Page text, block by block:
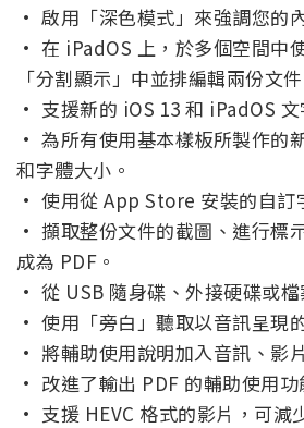
• 啟用「深色模式」來強調您的
• 在 iPadOS 上，於多個空間中
「分割顯示」中並排編輯兩份文件
• 支援新的 iOS 13 和 iPadOS 文
• 為所有使用基本樣板所製作的
和字體大小。
• 使用從 App Store 安裝的自訂
• 擷取整份文件的截圖、進行標
成為 PDF。
• 從 USB 隨身碟、外接硬碟或檔
• 使用「旁白」聽取以音訊呈現
• 將輔助使用說明加入音訊、影
• 改進了輸出 PDF 的輔助使用功
• 支援 HEVC 格式的影片，可減